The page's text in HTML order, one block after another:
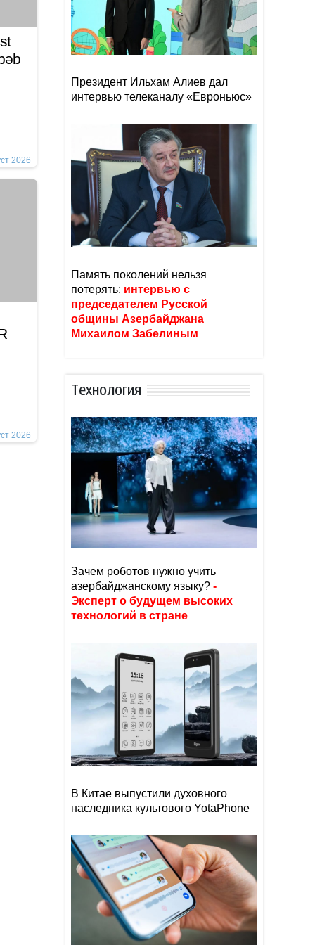
2026
2026
Президент Ильхам Алиев дал
интервью телеканалу «Евроньюс»
Память поколений нельзя
потерять: интервью с
председателем Русской
общины Азербайджана
Михаилом Забелиным
Тexнoлoгия
Зачем роботов нужно учить
азербайджанскому языку? -
Эксперт о будущем высоких
технологий в стране
В Китае выпустили духовного
наследника культового YotaPhone